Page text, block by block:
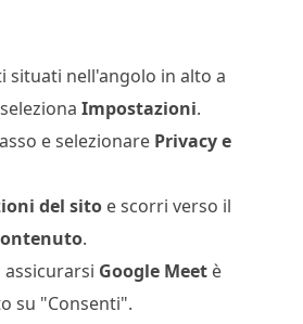
situati nell'angolo in alto a
Impostazioni.
e selezionare Privacy e
del sito e scorri verso il
.
assicurarsi Google Meet è
su "Consenti".